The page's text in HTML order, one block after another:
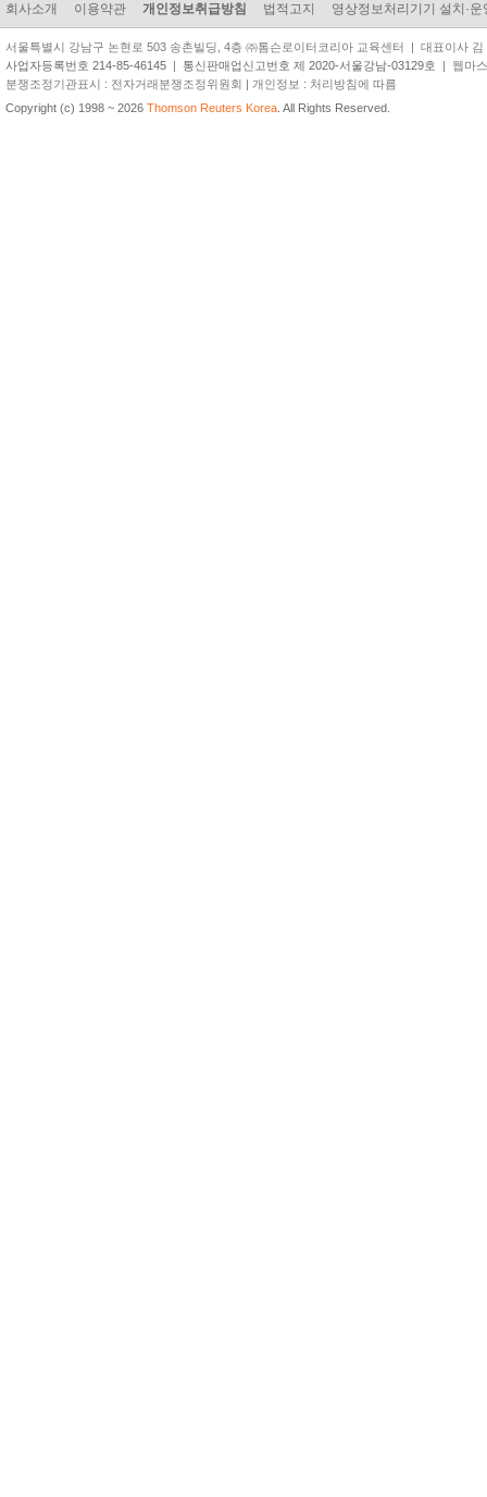
회사소개 이용약관 개인정보취급방침 법적고지 영상정보처리기기 설치·운
서울특별시 강남구 논현로 503 송촌빌딩, 4층 ㈜톰슨로이터코리아 교육센터 | 대표이사
사업자등록번호 214-85-46145 | 통신판매업신고번호 제 2020-서울강남-03129호 | 웹마
분쟁조정기관표시 : 전자거래분쟁조정위원회 | 개인정보 : 처리방침에 따름
Copyright (c) 1998 ~ 2026 Thomson Reuters Korea . All Rights Reserved.